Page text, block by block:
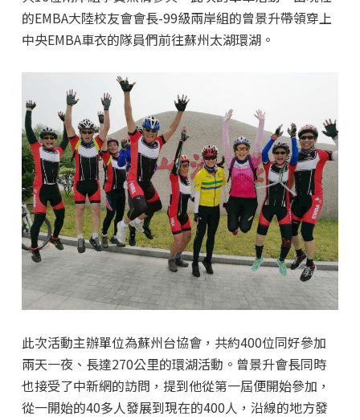
的EMBA大陸校友會會長-99級兩岸組的曾景升帶領穿上
中央EMBA車衣的隊員們前往蘇州太湖環湖。
此次活動主辦單位為蘇州台協會，共約400位同好參加
兩天一夜、長達270公里的環湖活動。曾景升會長同時
也接受了中新網的訪問，提到他從第一屆便開始參加，
從一開始的40多人發展到現在的400人，沿線的地方發